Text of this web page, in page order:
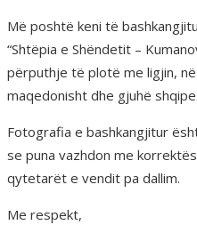
Më poshtë keni të
“Shtëpia e Shëndetit –
përputhje të plotë me ligjin,
maqedonisht dhe gjuhë shqipe.
Fotografia e bashkangjitur
se puna vazhdon me
qytetarët e vendit pa dallim.
Me respekt,